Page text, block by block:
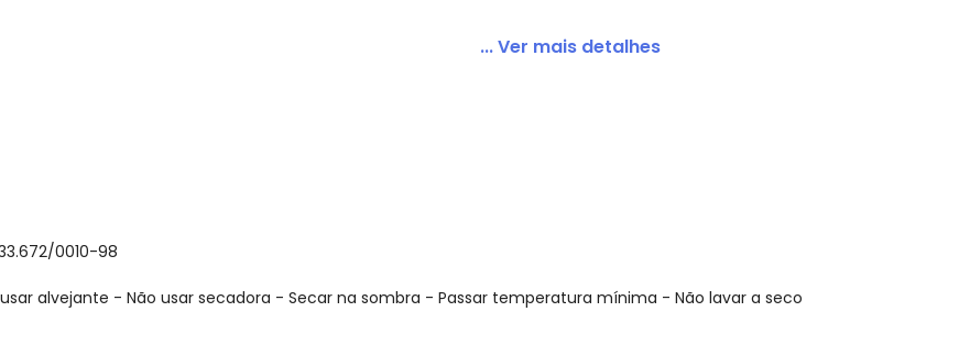
... Ver mais detalhes
0010-98
alvejante - Não usar secadora - Secar na sombra - Passar temperatura mínima - Não lavar a seco